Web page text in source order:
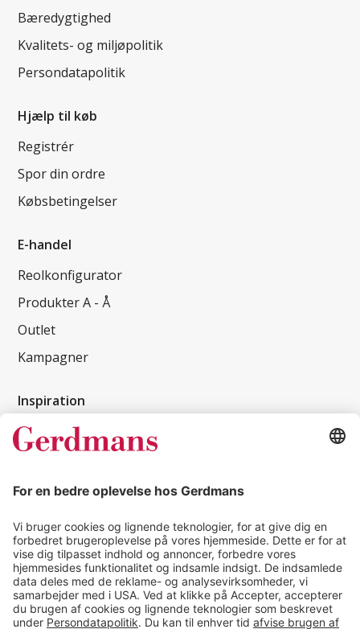
Bæredygtighed
Kvalitets- og miljøpolitik
Persondatapolitik
Hjælp til køb
Registrér
Spor din ordre
Købsbetingelser
E-handel
Reolkonfigurator
Produkter A - Å
Outlet
Kampagner
Inspiration
Kundereferencer
Tips & guides
Kontakt
salg@gerdmans.dk
49 18 07 07